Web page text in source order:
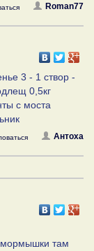
Roman77
3 - 1 створ -
0,5кг
с моста
Антоха
мормышки там